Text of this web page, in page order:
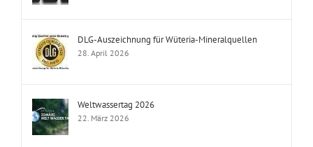
DLG-Auszeichnung für Wüteria-Mineralquellen
28. April 2026
Weltwassertag 2026
22. März 2026